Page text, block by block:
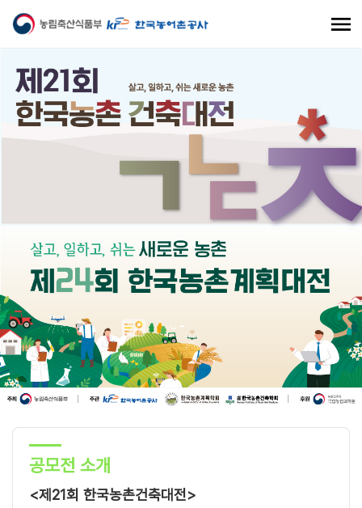
공모전 소개
<제21회 한국농촌건축대전>